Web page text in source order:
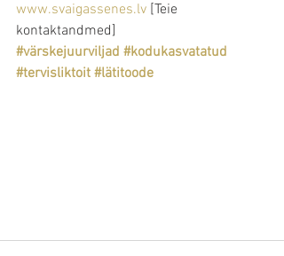
www.svaigassenes.lv [Teie
kontaktandmed]
#värskejuurviljad #kodukasvatatud
#tervisliktoit #lätitoode